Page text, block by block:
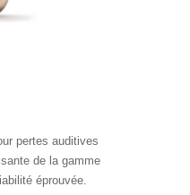
pertes auditives
de la gamme
éprouvée.